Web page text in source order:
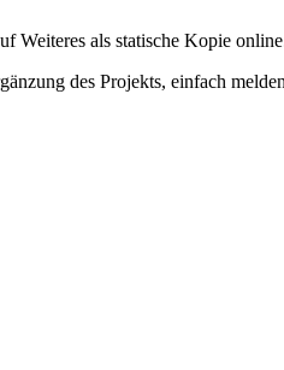
Weiteres als statische Kopie
des Projekts, einfach